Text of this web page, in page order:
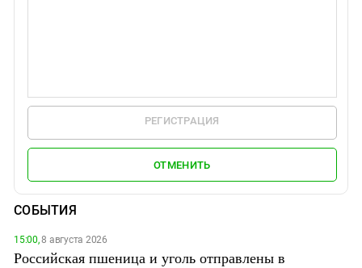
РЕГИСТРАЦИЯ
ОТМЕНИТЬ
СОБЫТИЯ
15:00,8 августа 2026
Российская пшеница и уголь отправлены в